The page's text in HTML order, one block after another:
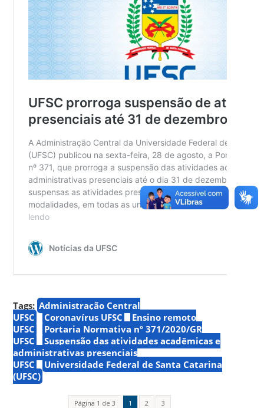
Tags: Administração Central
UFSC
Coronavírus UFSC
Ensino remoto
UFSC
Portaria Normativa nº 371/2020/GR
UFSC
Suspensão das atividades acadêmicas e
administrativas presenciais
UFSC
Universidade Federal de Santa Catarina
(UFSC)
Página 1 de 3 1 2 3